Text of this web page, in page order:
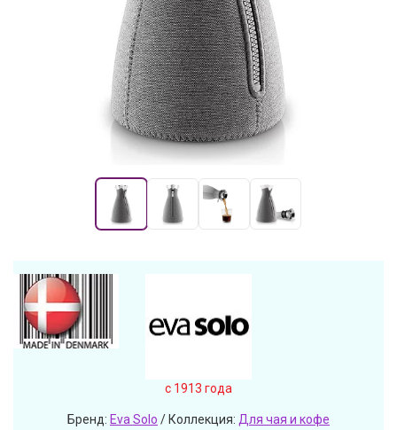
c 1913 года
Бренд: Eva Solo / Коллекция: Для чая и кофе